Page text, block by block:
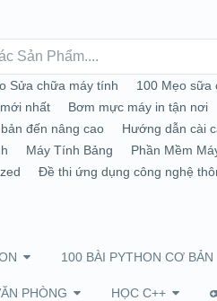
Sửa chữa máy tính 100 Mẹo sữa
nhất
Bơm mực máy in tận nơi
đến nâng cao Hướng dẫn cài
Máy Tính Bảng Phần Mềm
Đề thi ứng dụng công nghệ
100 BÀI PYTHON CƠ BẢN
PHÒNG HỌC C++